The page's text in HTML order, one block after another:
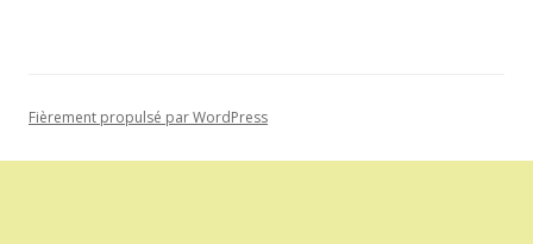
Fièrement propulsé par WordPress